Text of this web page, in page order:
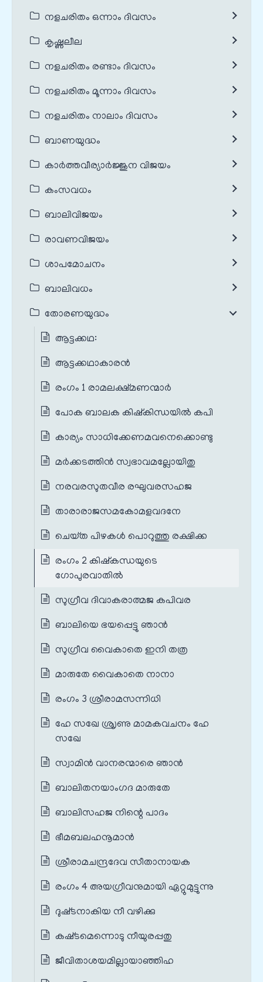
നളചരിതം ഒന്നാം ദിവസം
കൃഷ്ണലീല
നളചരിതം രണ്ടാം ദിവസം
നളചരിതം മൂന്നാം ദിവസം
നളചരിതം നാലാം ദിവസം
ബാണയുദ്ധം
കാർത്തവീര്യാർജ്ജുന വിജയം
കംസവധം
ബാലിവിജയം
രാവണവിജയം
ശാപമോചനം
ബാലിവധം
തോരണയുദ്ധം
ആട്ടക്കഥ:
ആട്ടക്കഥാകാരൻ
രംഗം 1 രാമലക്ഷ്മണന്മാർ
പോക ബാലക കിഷ്‌കിന്ധയില്‍ കപി
കാര്യം സാധിക്കേണമവനെക്കൊണ്ടു
മര്‍ക്കടത്തിന്‍ സ്വഭാവമല്ലോയിതു
നരവരസുതവീര രഘുവരസഹജ
താരാരാജസമകോമളവദനേ
ചെയ്‌ത പിഴകള്‍ പൊറുത്തു രക്ഷിക്ക
രംഗം 2 കിഷ്കന്ധയുടെ
ഗോപുരവാതിൽ
സുഗ്രീവ ദിവാകരാത്മജ കപിവര
ബാലിയെ ഭയപ്പെട്ടു ഞാന്‍
സുഗ്രീവ വൈകാതെ ഇനി തത്ര
മാരുതേ വൈകാതെ നാനാ
രംഗം 3 ശ്രീരാമസന്നിധി
ഹേ സഖേ ശ്രൃണു മാമകവചനം ഹേ
സഖേ
സ്വാമിന്‍ വാനരന്മാരെ ഞാന്‍
ബാലിതനയാംഗദ മാരുതേ
ബാലിസഹജ നിന്റെ പാദം
ഭീമബലഹനൂമാന്‍
ശ്രീരാമചന്ദ്രദേവ സീതാനായക
രംഗം 4 അയഗ്രീവനുമായി ഏറ്റുമുട്ടുന്നു
ദുഷ്‌ടനാകിയ നീ വഴിക്കു
കഷ്‌ടമെന്നൊടു നീയുരപ്പതു
ജീവിതാശയമില്ലായാഞ്ഞിഹ